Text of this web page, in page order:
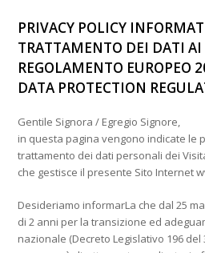
PRIVACY POLICY
TRATTAMENTO DEI DATI AI
REGOLAMENTO EUROPEO
DATA PROTECTION
Gentile Signora / Egregio Signore,
in questa pagina vengono indicate le
trattamento dei dati personali dei
che gestisce il presente Sito Internet
Desideriamo informarLa che dal 25
di 2 anni per la transizione ed
nazionale (Decreto Legislativo 196 del